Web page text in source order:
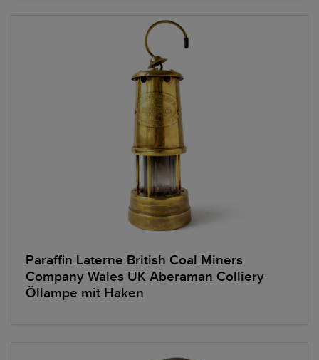
Paraffin Laterne British Coal Miners
Company Wales UK Aberaman Colliery
Öllampe mit Haken